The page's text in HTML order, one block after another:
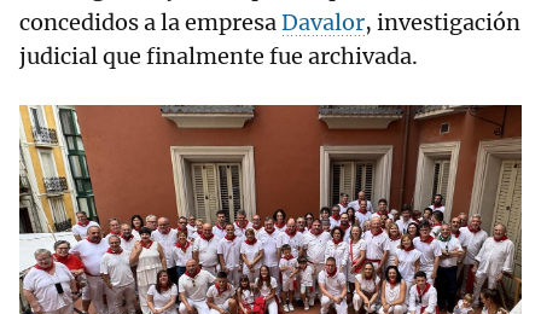
concedidos a la empresaDavalor, investigación
judicial que finalmente fue archivada.